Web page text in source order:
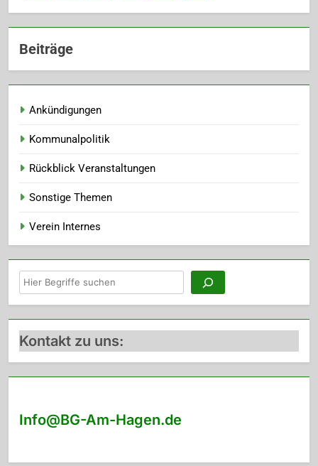
Beiträge
Ankündigungen
Kommunalpolitik
Rückblick Veranstaltungen
Sonstige Themen
Verein Internes
Suchen
Kontakt zu uns:
Info@BG-Am-Hagen.de